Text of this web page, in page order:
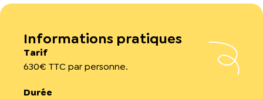
Informations pratiques
Tarif
630€ TTC par personne.
Durée